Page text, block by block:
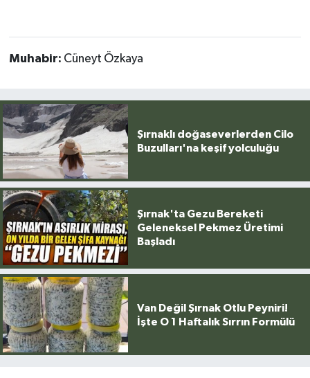
Muhabir: Cüneyt Özkaya
Şırnaklı doğaseverlerden Cilo
Buzulları'na keşif yolculuğu
Şırnak'ta Gezu Bereketi
Geleneksel Pekmez Üretimi
Başladı
Van Değil Şırnak Otlu Peyniri!
İşte O 1 Haftalık Sırrın Formülü